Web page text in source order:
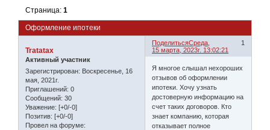
Оформление ипотеки
Страница:1
Поделиться 1
Среда,
15 марта, 2023г. 13:02:21
Tratatax
Активный участник
Зарегистрирован: Воскресенье, 16
мая, 2021г.
Приглашений: 0
Сообщений: 30
Уважение: [+0/-0]
Позитив: [+0/-0]
Провел на форуме:
Я многое слышал нехороших
отзывов об оформлении
ипотеки. Хочу узнать
достоверную информацию на
счет таких договоров. Кто
знает компанию, которая
отказывает полное